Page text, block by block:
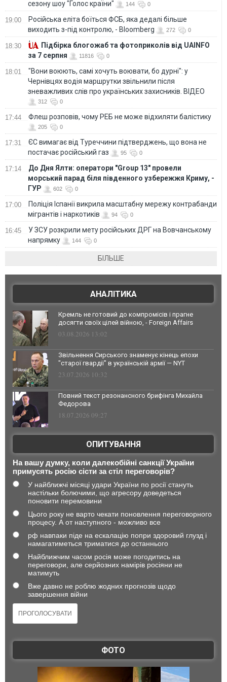
сезону шоу "Голос країни" 144 0
19:00
Російська еліта боїться ФСБ, яка дедалі більше
виходить з-під контролю, - Bloomberg
272 0
18:30
Підбірка блогожаб та фотоприколів від UAINFO
за 7 серпня
11816 0
18:01
"Вони воюють, самі хочуть воювати, бо дурні": у
Чернівцях водія маршрутки звільнили після
зневажливих слів про українських захисників. ВІДЕО
312 0
17:44 Флеш розповів, чому РЕБ не може відхиляти балістику
205 0
17:31
ЄС вимагає від Туреччини підтверджень, що вона не
постачає російський газ
95 0
17:14
До Дня Ялти: оператори "Group 13" провели
морський парад біля південного узбережжя Криму, -
ГУР
602 0
17:00
Поліція Іспанії викрила масштабну мережу контрабанди
мігрантів і наркотиків
94 0
16:45
У ЗСУ розкрили мету російських ДРГ на Вовчанському
напрямку
144 0
БІЛЬШЕ
АНАЛІТИКА
Кремль не готовий до компромісів і прагне
досягти своїх цілей війною, - Foreign Affairs
03.08.2026 13:02
Звільнення Сирського знаменує кінець епохи
"старої гвардії" в українській армії — NYT
23.07.2026 10:32
Повний текст резонансного брифінга Михайла
Федорова
18.07.2026 09:27
ОПИТУВАННЯ
На вашу думку, коли далекобійні санкції України
примусять росію сісти за стіл переговорів?
У найближчі місяці удари України по росії стануть
настільки болючими, що агресору доведеться
поновити перемовини
Цього року не варто чекати поновлення переговорного
процесу. А от наступного - можливо все
рф навпаки піде на ескалацію попри здоровий глузд і
намагатиметься триматися до останнього
Найближчим часом росія може погодитись на
переговори, але серйозних намірів росіяни не
матимуть
Вже давно не роблю жодних прогнозів щодо
завершення війни
ФОТО